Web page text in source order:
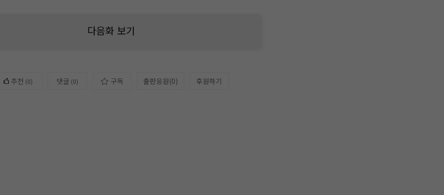
다음화 보기
추천 (0) 댓글 (0) 구독 출판응원(0) 후원하기